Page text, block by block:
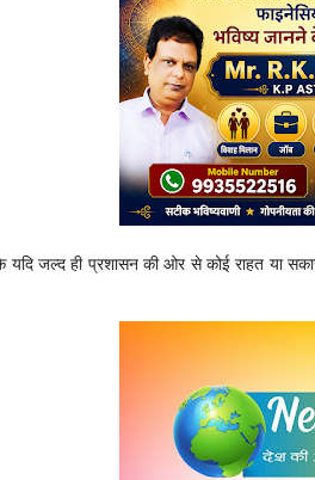
यदि जल्द ही प्रशासन की ओर से कोई राहत या